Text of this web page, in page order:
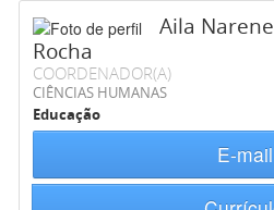
Aila
Rocha
COORDENADOR(A)
CIÊNCIAS HUMANAS
Educação
E-mail